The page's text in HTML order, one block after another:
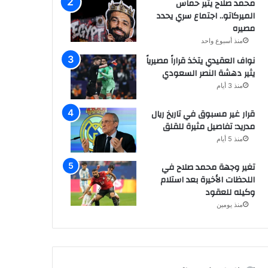
محمد صلاح يثير حماس
الميركاتو.. اجتماع سري يحدد
مصيره
منذ أسبوع واحد
نواف العقيدي يتخذ قراراً مصيرياً
يثير دهشة النصر السعودي
منذ 3 أيام
قرار غير مسبوق في تاريخ ريال
مدريد: تفاصيل مثيرة للقلق
منذ 5 أيام
تغير وجهة محمد صلاح في
اللحظات الأخيرة بعد استلام
وكيله للعقود
منذ يومين